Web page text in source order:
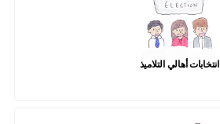
انتخابات أهالي التلاميذ